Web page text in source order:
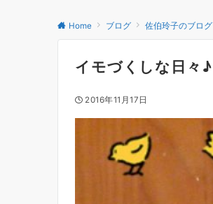
Home ブログ 佐伯玲子のブログ
イモづくしな日々♪
2016年11月17日